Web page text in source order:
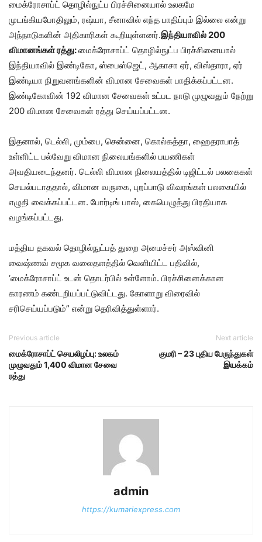
மைக்ரோசாப்ட் தொழில்நுட்ப பிரச்சினையால் உலகமே
முடங்கியபோதிலும், ரஷ்யா, சீனாவில் எந்த பாதிப்பும் இல்லை என்று
அந்நாடுகளின் அதிகாரிகள் கூறியுள்ளனர்.இந்தியாவில் 200
விமானங்கள் ரத்து:மைக்ரோசாப்ட் தொழில்நுட்ப பிரச்சினையால்
இந்தியாவில் இண்டிகோ, ஸ்பைஸ்ஜெட், ஆகாசா ஏர், விஸ்தாரா, ஏர்
இண்டியா நிறுவனங்களின் விமான சேவைகள் பாதிக்கப்பட்டன.
இண்டிகோவின் 192 விமான சேவைகள் உட்பட நாடு முழுவதும் நேற்று
200 விமான சேவைகள் ரத்து செய்யப்பட்டன.
இதனால், டெல்லி, மும்பை, சென்னை, கொல்கத்தா, ஹைதராபாத்
உள்ளிட்ட பல்வேறு விமான நிலையங்களில் பயணிகள்
அவதியடைந்தனர். டெல்லி விமான நிலையத்தில் டிஜிட்டல் பலகைகள்
செயல்படாததால், விமான வருகை, புறப்பாடு விவரங்கள் பலகையில்
எழுதி வைக்கப்பட்டன. போர்டிங் பாஸ், கையெழுத்து பிரதியாக
வழங்கப்பட்டது.
மத்திய தகவல் தொழில்நுட்பத் துறை அமைச்சர் அஸ்வினி
வைஷ்ணவ் சமூக வலைதளத்தில் வெளியிட்ட பதிவில்,
‘மைக்ரோசாப்ட் உடன் தொடர்பில் உள்ளோம். பிரச்சினைக்கான
காரணம் கண்டறியப்பட்டுவிட்டது. கோளாறு விரைவில்
சரிசெய்யப்படும்” என்று தெரிவித்துள்ளார்.
Previous article
மைக்ரோசாப்ட் செயலிழப்பு: உலகம்
முழுவதும் 1,400 விமான சேவை
ரத்து
Next article
குமரி – 23 புதிய பேருந்துகள்
இயக்கம்
admin
https://kumariexpress.com